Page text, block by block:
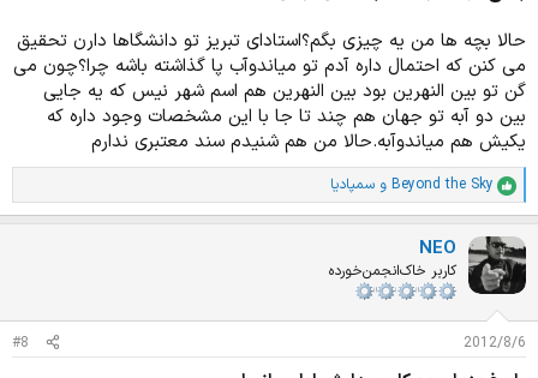
حالا بچه ها من یه چیزی بگم؟استادای تبریز تو دانشگاها دارن تحقیق
می کنن که احتمال داره آدم تو میاندوآب پا گذاشته باشه چرا؟چون می
گن تو بین النهرین بود بین النهرین هم اسم شهر نیس که یه جایی
بین دو آبه تو جهان هم چند تا جا با این مشخصات وجود داره که
یکیش هم میاندوآبه.حالا من هم شنیدم سند معتبری ندارم
ا
م
ت
ی
ا
ز
ت
:
Beyond the Sky و سمپادیا
NEO
کاربر خاک‌انجمن‌خورده
2012/8/6
#8